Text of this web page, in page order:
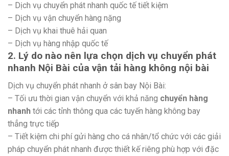
– Dịch vụ chuyển phát nhanh quốc tế tiết kiệm
– Dịch vụ vận chuyển hàng nặng
– Dịch vụ khai thuê hải quan
– Dịch vụ hàng nhập quốc tế
2. Lý do nào nên lựa chọn dịch vụ chuyển phát
nhanh Nội Bài của vận tải hàng không nội bài
Dịch vụ chuyển phát nhanh ở sân bay Nội Bài:
– Tối ưu thời gian vận chuyển với khả năng chuyển hàng
nhanh tới các tỉnh thông qua các tuyến hàng không bay
thẳng trực tiếp
– Tiết kiệm chi phí gửi hàng cho cá nhân/tổ chức với các giải
pháp chuyển phát nhanh được thiết kế riêng phù hợp với đặc